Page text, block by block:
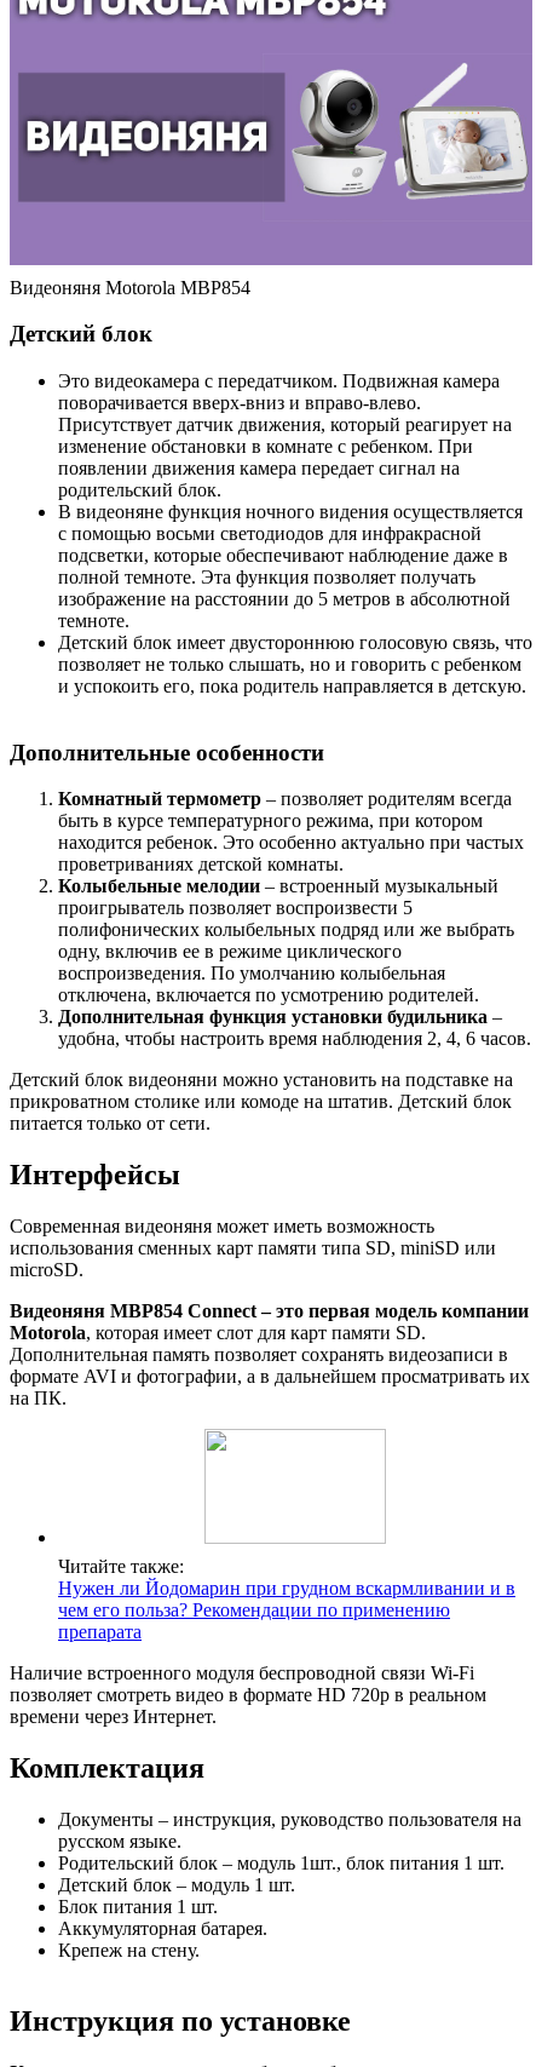
Видеоняня Motorola MBP854
Детский блок
Это видеокамера с передатчиком. Подвижная камера
поворачивается вверх-вниз и вправо-влево.
Присутствует датчик движения, который реагирует на
изменение обстановки в комнате с ребенком. При
появлении движения камера передает сигнал на
родительский блок.
В видеоняне функция ночного видения осуществляется
с помощью восьми светодиодов для инфракрасной
подсветки, которые обеспечивают наблюдение даже в
полной темноте. Эта функция позволяет получать
изображение на расстоянии до 5 метров в абсолютной
темноте.
Детский блок имеет двустороннюю голосовую связь, что
позволяет не только слышать, но и говорить с ребенком
и успокоить его, пока родитель направляется в детскую.
Дополнительные особенности
Комнатный термометр – позволяет родителям всегда
быть в курсе температурного режима, при котором
находится ребенок. Это особенно актуально при частых
проветриваниях детской комнаты.
Колыбельные мелодии – встроенный музыкальный
проигрыватель позволяет воспроизвести 5
полифонических колыбельных подряд или же выбрать
одну, включив ее в режиме циклического
воспроизведения. По умолчанию колыбельная
отключена, включается по усмотрению родителей.
Дополнительная функция установки будильника –
удобна, чтобы настроить время наблюдения 2, 4, 6 часов.
Детский блок видеоняни можно установить на подставке на
прикроватном столике или комоде на штатив. Детский блок
питается только от сети.
Интерфейсы
Современная видеоняня может иметь возможность
использования сменных карт памяти типа SD, miniSD или
microSD.
Видеоняня MBP854 Connect – это первая модель компании
Motorola, которая имеет слот для карт памяти SD.
Дополнительная память позволяет сохранять видеозаписи в
формате AVI и фотографии, а в дальнейшем просматривать их
на ПК.
Читайте также:
Нужен ли Йодомарин при грудном вскармливании и в
чем его польза? Рекомендации по применению
препарата
Наличие встроенного модуля беспроводной связи Wi-Fi
позволяет смотреть видео в формате HD 720p в реальном
времени через Интернет.
Комплектация
Документы – инструкция, руководство пользователя на
русском языке.
Родительский блок – модуль 1шт., блок питания 1 шт.
Детский блок – модуль 1 шт.
Блок питания 1 шт.
Аккумуляторная батарея.
Крепеж на стену.
Инструкция по установке